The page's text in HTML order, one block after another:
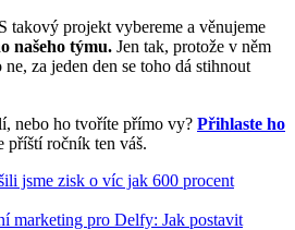
takový projekt vybereme a věnujeme
našeho týmu. Jen tak, protože v něm
za jeden den se toho dá stihnout
nebo ho tvoříte přímo vy? Přihlaste ho
příští ročník ten váš.
jsme zisk o víc jak 600 procent
marketing pro Delfy: Jak postavit